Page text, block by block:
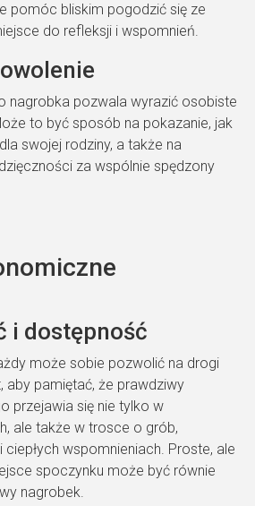
pomóc bliskim pogodzić się ze
do refleksji i wspomnień.
nagrobka pozwala wyrazić osobiste
to być sposób na pokazanie, jak
swojej rodziny, a także na
za wspólnie spędzony
i dostępność
może sobie pozwolić na drogi
aby pamiętać, że prawdziwy
przejawia się nie tylko w
ale także w trosce o grób,
ciepłych wspomnieniach. Proste, ale
spoczynku może być równie
nagrobek.